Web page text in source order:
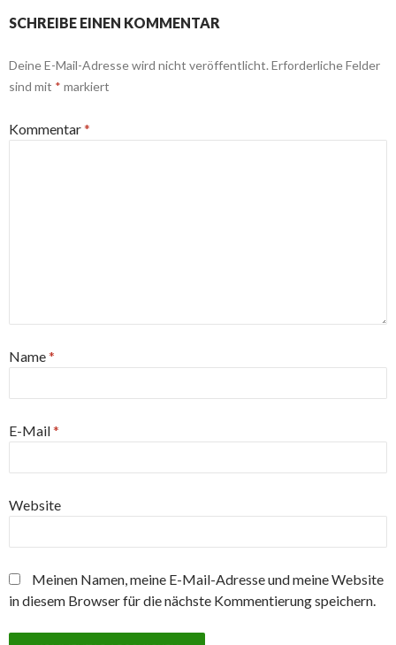
SCHREIBE EINEN KOMMENTAR
Deine E-Mail-Adresse wird nicht veröffentlicht. Erforderliche Felder
sind mit * markiert
Kommentar*
Name*
E-Mail*
Website
Meinen Namen, meine E-Mail-Adresse und meine Website
in diesem Browser für die nächste Kommentierung speichern.